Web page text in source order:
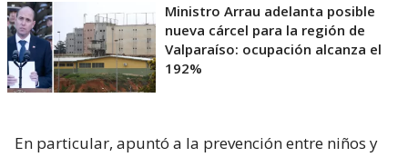
Ministro Arrau adelanta posible
nueva cárcel para la región de
Valparaíso: ocupación alcanza el
192%
En particular, apuntó a la prevención entre niños y